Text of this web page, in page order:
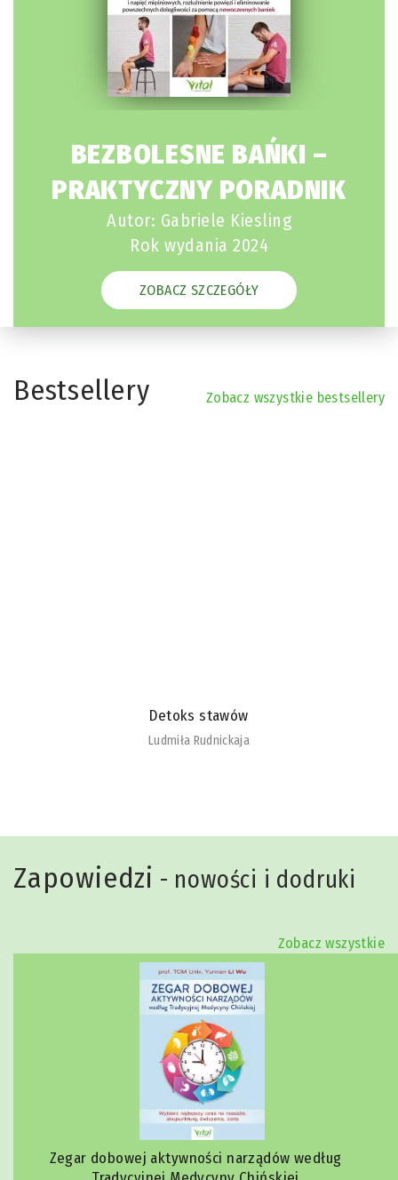
BEZBOLESNE BAŃKI –
PRAKTYCZNY PORADNIK
Autor: Gabriele Kiesling
Rok wydania 2024
ZOBACZ SZCZEGÓŁY
Bestsellery Zobacz wszystkie bestsellery
Detoks stawów
Ludmiła Rudnickaja
Zapowiedzi - nowości i dodruki
Zobacz wszystkie
Zegar dobowej aktywności narządów według